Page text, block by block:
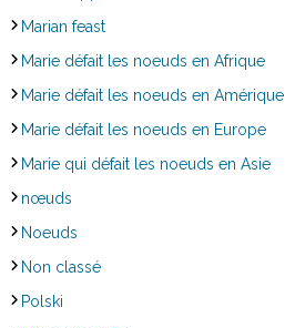
Marian feast
Marie défait les noeuds en Afrique
Marie défait les noeuds en Amérique
Marie défait les noeuds en Europe
Marie qui défait les noeuds en Asie
nœuds
Noeuds
Non classé
Polski